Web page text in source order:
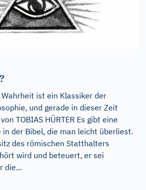
ist ein Klassiker der
und gerade in dieser Zeit
TOBIAS HÜRTER Es gibt eine
in der Bibel, die man leicht überliest.
des römischen Statthalters
wird und beteuert, er sei
die...